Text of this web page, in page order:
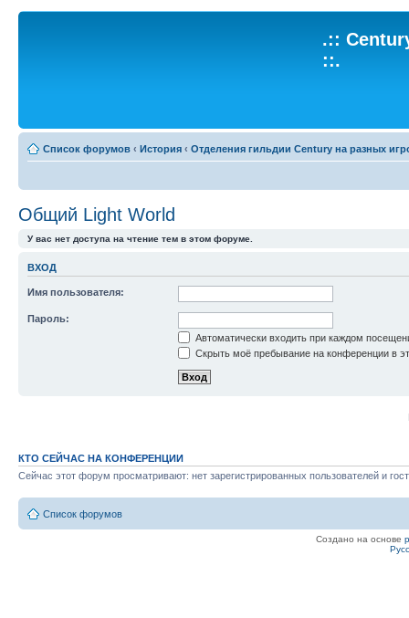
.::
::.
Список форумов ‹ История ‹ Отделения гильдии Century на разных
Общий Light World
У вас нет доступа на чтение тем в этом форуме.
ВХОД
Имя пользователя:
Пароль:
Автоматически входить при каждом
Скрыть моё пребывание на конференции в
КТО СЕЙЧАС НА КОНФЕРЕНЦИИ
Сейчас этот форум просматривают: нет зарегистрированных пользователей и
Список форумов
Создано на основе